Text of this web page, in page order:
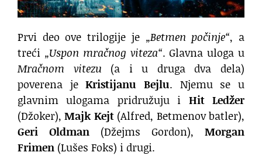
Prvi deo ove trilogije je „Betmen počinje“, a
treći „Uspon mračnog viteza“. Glavna uloga u
Mračnom vitezu (a i u druga dva dela)
poverena jeKristijanu Bejlu. Njemu se u
glavnim ulogama pridružuju i Hit Ledžer
(Džoker),Majk Kejt(Alfred, Betmenov batler),
Geri Oldman (Džejms Gordon), Morgan
Frimen (Lušes Foks) i drugi.